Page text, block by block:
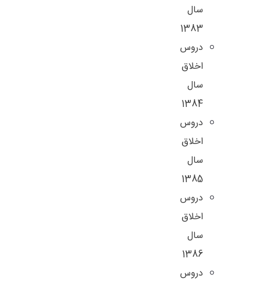
سال
1383
دروس
اخلاق
سال
1384
دروس
اخلاق
سال
1385
دروس
اخلاق
سال
1386
دروس